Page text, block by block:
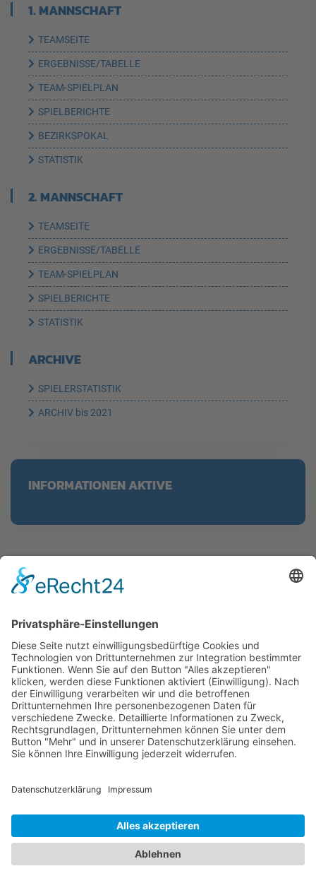
1. MANNSCHAFT
TEAMSEITE
ERGEBNISSE/TABELLE
TEAM-SPIELPLAN
SPIELBERICHTE
BEZIRKSPOKAL
STATISTIK
2. MANNSCHAFT
TEAMSEITE
ERGEBNISSE/TABELLE
TEAM-SPIELPLAN
SPIELBERICHTE
STATISTIK
ARCHIVE
SPIELERSTATISTIK
ARCHIV bis 2021
INFORMATIONEN AKTIVE
Kontakt